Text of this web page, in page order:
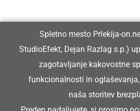
Glavni in odgovorni urednik:
Dejan Razlag
info@prlekija-on.net
Spletno mesto Prlekija-
StudioEfekt, Dejan Razlag s.p.)
zagotavljanje kakovostne
funkcionalnosti in
naša storitev